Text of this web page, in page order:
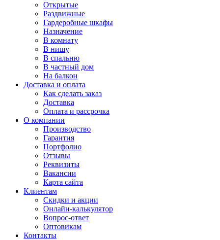
Открытые
Раздвижные
Гардеробные шкафы
Назначение
В комнату
В нишу
В спальню
В частный дом
На балкон
Доставка и оплата
Как сделать заказ
Доставка
Оплата и рассрочка
О компании
Производство
Гарантия
Портфолио
Отзывы
Реквизиты
Вакансии
Карта сайта
Клиентам
Скидки и акции
Онлайн-калькулятор
Вопрос-ответ
Оптовикам
Контакты